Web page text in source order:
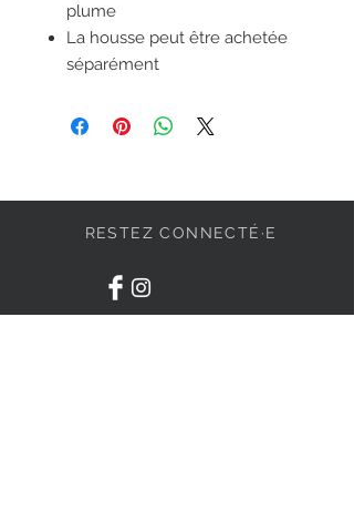
plume
La housse peut être achetée
séparément
RESTEZ CONNECTÉ·E